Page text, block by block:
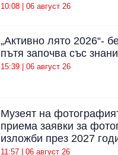
10:08 | 06 август 26
„Активно лято 2026“-
пътя започва със
15:39 | 06 август 26
Музеят на
приема заявки за
изложби през 2027
11:57 | 06 август 26